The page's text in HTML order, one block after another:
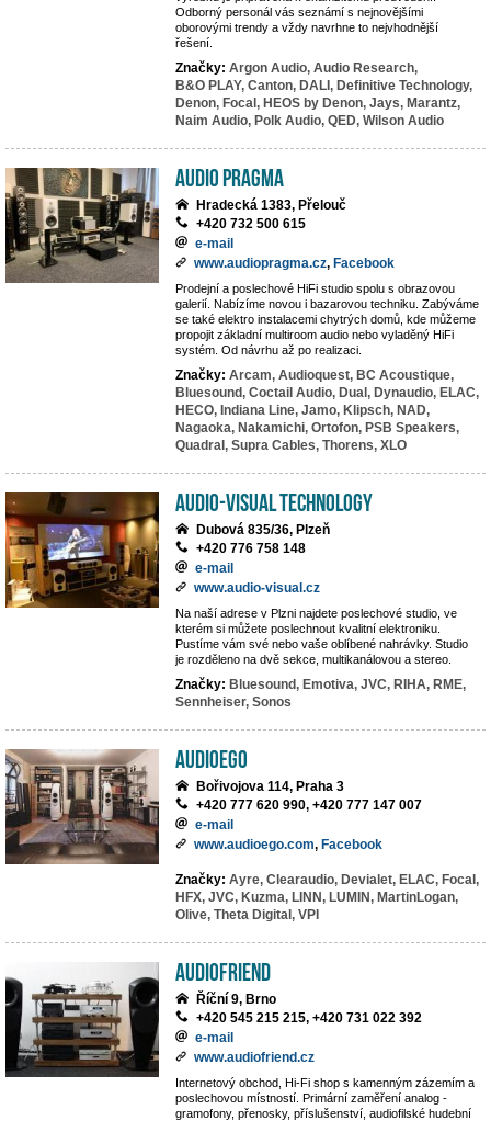
Odborný personál vás seznámí s nejnovějšími
oborovými trendy a vždy navrhne to nejvhodnější
řešení.
Značky: Argon Audio, Audio Research,
B&O PLAY, Canton, DALI, Definitive Technology,
Denon, Focal, HEOS by Denon, Jays, Marantz,
Naim Audio, Polk Audio, QED, Wilson Audio
Audio Pragma
Hradecká 1383, Přelouč
+420 732 500 615
e-mail
www.audiopragma.cz, Facebook
Prodejní a poslechové HiFi studio spolu s obrazovou
galerií. Nabízíme novou i bazarovou techniku. Zabýváme
se také elektro instalacemi chytrých domů, kde můžeme
propojit základní multiroom audio nebo vyladěný HiFi
systém. Od návrhu až po realizaci.
Značky: Arcam, Audioquest, BC Acoustique,
Bluesound, Coctail Audio, Dual, Dynaudio, ELAC,
HECO, Indiana Line, Jamo, Klipsch, NAD,
Nagaoka, Nakamichi, Ortofon, PSB Speakers,
Quadral, Supra Cables, Thorens, XLO
AUDIO-VISUAL TECHNOLOGY
Dubová 835/36, Plzeň
+420 776 758 148
e-mail
www.audio-visual.cz
Na naší adrese v Plzni najdete poslechové studio, ve
kterém si můžete poslechnout kvalitní elektroniku.
Pustíme vám své nebo vaše oblíbené nahrávky. Studio
je rozděleno na dvě sekce, multikanálovou a stereo.
Značky: Bluesound, Emotiva, JVC, RIHA, RME,
Sennheiser, Sonos
AUDIOEGO
Bořivojova 114, Praha 3
+420 777 620 990, +420 777 147 007
e-mail
www.audioego.com, Facebook
Značky: Ayre, Clearaudio, Devialet, ELAC, Focal,
HFX, JVC, Kuzma, LINN, LUMIN, MartinLogan,
Olive, Theta Digital, VPI
Audiofriend
Říční 9, Brno
+420 545 215 215, +420 731 022 392
e-mail
www.audiofriend.cz
Internetový obchod, Hi-Fi shop s kamenným zázemím a
poslechovou místností. Primární zaměření analog -
gramofony, přenosky, příslušenství, audiofilské hudební